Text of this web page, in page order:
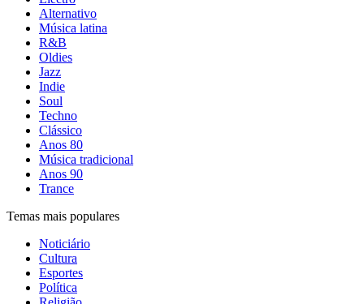
Alternativo
Música latina
R&B
Oldies
Jazz
Indie
Soul
Techno
Clássico
Anos 80
Música tradicional
Anos 90
Trance
Temas mais populares
Noticiário
Cultura
Esportes
Política